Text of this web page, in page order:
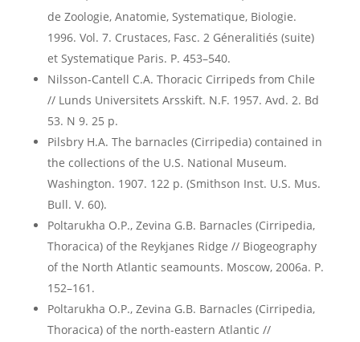
de Zoologie, Anatomie, Systematique, Biologie.
1996. Vol. 7. Crustaces, Fasc. 2 Géneralitiés (suite)
et Systematique Paris. P. 453–540.
Nilsson-Cantell C.A. Thoracic Cirripeds from Chile
// Lunds Universitets Arsskift. N.F. 1957. Avd. 2. Bd
53. N 9. 25 p.
Pilsbry H.A. The barnacles (Cirripedia) contained in
the collections of the U.S. National Museum.
Washington. 1907. 122 p. (Smithson Inst. U.S. Mus.
Bull. V. 60).
Poltarukha O.P., Zevina G.B. Barnacles (Cirripedia,
Thoracica) of the Reykjanes Ridge // Biogeography
of the North Atlantic seamounts. Moscow, 2006a. P.
152–161.
Poltarukha O.P., Zevina G.B. Barnacles (Cirripedia,
Thoracica) of the north-eastern Atlantic //